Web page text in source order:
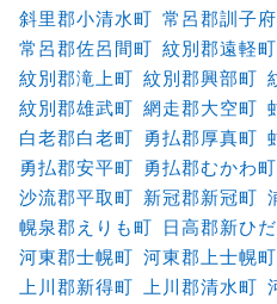
斜里郡小清水町 常呂郡訓子
常呂郡佐呂間町 紋別郡遠軽町
紋別郡滝上町 紋別郡興部町
紋別郡雄武町 網走郡大空町
白老郡白老町
勇払郡厚真町
勇払郡安平町
勇払郡むかわ町
沙流郡平取町 新冠郡新冠町
幌泉郡えりも町
日高郡新ひ
河東郡士幌町 河東郡上士幌町
上川郡新得町
上川郡清水町